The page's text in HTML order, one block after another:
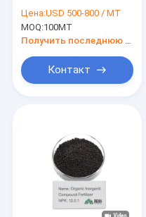
органические
удобрения для
сбалансированных
продуктивных ферм
Цена:USD 500-800 / MT
MOQ:100MT
Контакт